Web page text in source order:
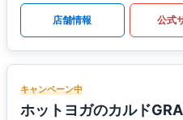
店舗情報 公式
キャンペーン中
ホットヨガのカルド